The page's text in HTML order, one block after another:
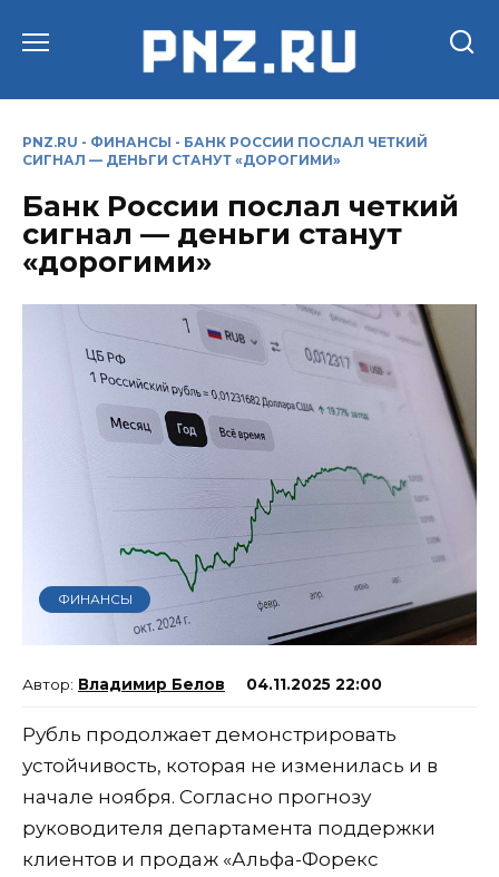
PNZ.RU - ФИНАНСЫ - БАНК РОССИИ ПОСЛАЛ ЧЕТКИЙ
СИГНАЛ — ДЕНЬГИ СТАНУТ «ДОРОГИМИ»
Банк России послал четкий
сигнал — деньги станут
«дорогими»
ФИНАНСЫ
Владимир Белов 04.11.2025 22:00
Рубль продолжает демонстрировать
устойчивость, которая не изменилась и в
начале ноября. Согласно прогнозу
руководителя департамента поддержки
клиентов и продаж «Альфа-Форекс